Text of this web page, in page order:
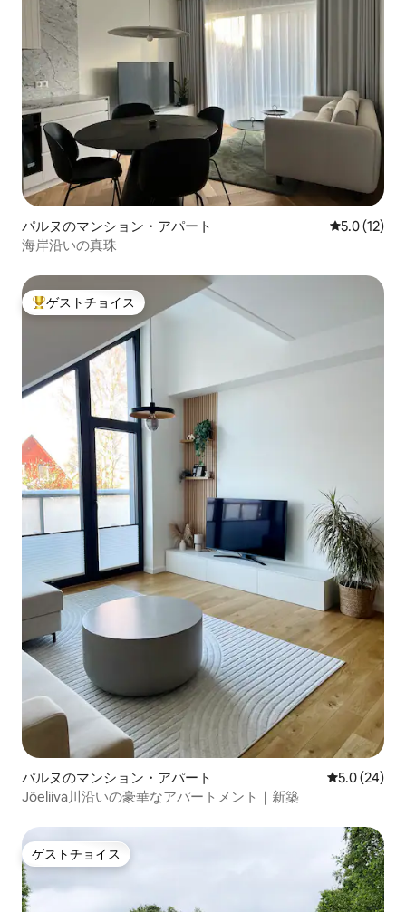
パルヌのマンション・アパート レビュー12
5.0 (12)
海岸沿いの真珠
大好評のゲストチョイスです。
ゲストチョイス
パルヌのマンション・アパート レビュー24
5.0 (24)
Jõeliiva川沿いの豪華なアパートメント｜新築
ゲストチョイス
ゲストチョイス